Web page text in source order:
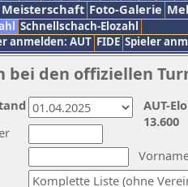
Meisterschaft Foto-Galerie
Schnellschach-Elozahl
anmelden: AUT FIDE Spieler
bei den offiziellen
AUT-
13.600